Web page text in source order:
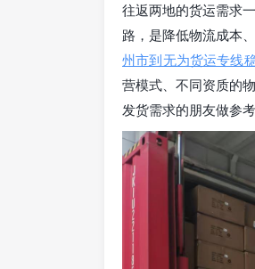
往返两地的货运需求
路，是降低物流成本
州市到无为货运专线
营模式、不同资质的
发货需求的朋友做参考